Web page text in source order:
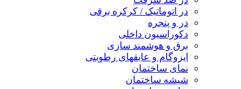
در اتوماتیک / کرکره برقی
در و پنجره
دکوراسیون داخلی
برق و هوشمند سازی
ایزوگام و عایقهای رطوبتی
نمای ساختمان
شیشه ساختمان